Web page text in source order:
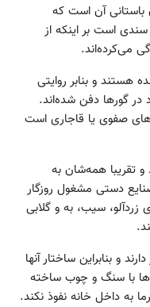
باستانی آن است که
است بر اینکه از
می‌کرده‌اند.
و بنابر روایتی
در گورها دفن شده‌اند.
صفوی یا قاجاری است
تقریبا همه‌شان به
دستی مشغول روزگار
زردآلو، سیب، به و گلابی
و بنابراین ساختار آنها
با سنگ و چوب ساخته
به داخل خانه نفوذ نکند.